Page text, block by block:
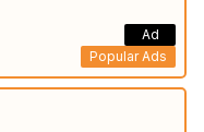
Popular Ads
Ad